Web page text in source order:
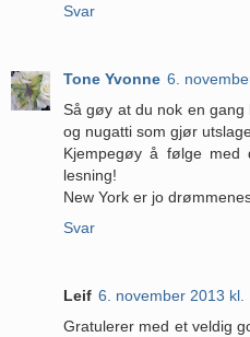
Svar
Tone Yvonne 6.
Så gøy at du nok en
og nugatti som gjør
Kjempegøy å følge med
lesning!
New York er jo
Svar
Leif 6. november 2013 kl.
Gratulerer med et veldig